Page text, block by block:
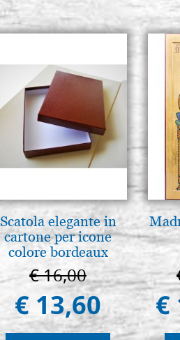
Scatola elegante in
cartone per icone
colore bordeaux
€ 16,00
€ 13,60 €